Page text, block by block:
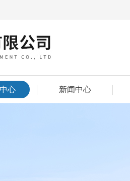
心 新闻中心